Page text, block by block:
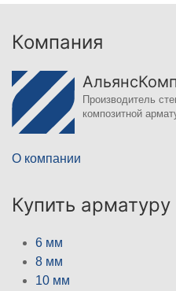
Компания
Производитель
композитной
О компании
Купить арматуру
6 мм
8 мм
10 мм